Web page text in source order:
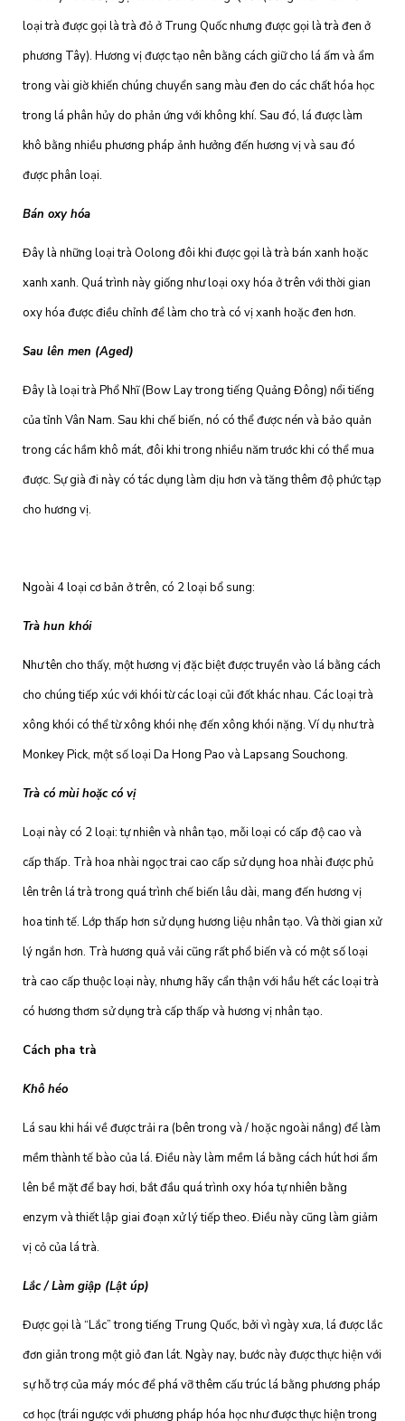
loại trà được gọi là trà đỏ ở Trung Quốc nhưng được gọi là trà đen ở
phương Tây). Hương vị được tạo nên bằng cách giữ cho lá ấm và ẩm
trong vài giờ khiến chúng chuyển sang màu đen do các chất hóa học
trong lá phân hủy do phản ứng với không khí. Sau đó, lá được làm
khô bằng nhiều phương pháp ảnh hưởng đến hương vị và sau đó
được phân loại.
Bán oxy hóa
Đây là những loại trà Oolong đôi khi được gọi là trà bán xanh hoặc
xanh xanh. Quá trình này giống như loại oxy hóa ở trên với thời gian
oxy hóa được điều chỉnh để làm cho trà có vị xanh hoặc đen hơn.
Sau lên men (Aged)
Đây là loại trà Phổ Nhĩ (Bow Lay trong tiếng Quảng Đông) nổi tiếng
của tỉnh Vân Nam. Sau khi chế biến, nó có thể được nén và bảo quản
trong các hầm khô mát, đôi khi trong nhiều năm trước khi có thể mua
được. Sự già đi này có tác dụng làm dịu hơn và tăng thêm độ phức tạp
cho hương vị.
Ngoài 4 loại cơ bản ở trên, có 2 loại bổ sung:
Trà hun khói
Như tên cho thấy, một hương vị đặc biệt được truyền vào lá bằng cách
cho chúng tiếp xúc với khói từ các loại củi đốt khác nhau. Các loại trà
xông khói có thể từ xông khói nhẹ đến xông khói nặng. Ví dụ như trà
Monkey Pick, một số loại Da Hong Pao và Lapsang Souchong.
Trà có mùi hoặc có vị
Loại này có 2 loại: tự nhiên và nhân tạo, mỗi loại có cấp độ cao và
cấp thấp. Trà hoa nhài ngọc trai cao cấp sử dụng hoa nhài được phủ
lên trên lá trà trong quá trình chế biến lâu dài, mang đến hương vị
hoa tinh tế. Lớp thấp hơn sử dụng hương liệu nhân tạo. Và thời gian xử
lý ngắn hơn. Trà hương quả vải cũng rất phổ biến và có một số loại
trà cao cấp thuộc loại này, nhưng hãy cẩn thận với hầu hết các loại trà
có hương thơm sử dụng trà cấp thấp và hương vị nhân tạo.
Cách pha trà
Khô héo
Lá sau khi hái về được trải ra (bên trong và / hoặc ngoài nắng) để làm
mềm thành tế bào của lá. Điều này làm mềm lá bằng cách hút hơi ẩm
lên bề mặt để bay hơi, bắt đầu quá trình oxy hóa tự nhiên bằng
enzym và thiết lập giai đoạn xử lý tiếp theo. Điều này cũng làm giảm
vị cỏ của lá trà.
Lắc / Làm giập (Lật úp)
Được gọi là “Lắc” trong tiếng Trung Quốc, bởi vì ngày xưa, lá được lắc
đơn giản trong một giỏ đan lát. Ngày nay, bước này được thực hiện với
sự hỗ trợ của máy móc để phá vỡ thêm cấu trúc lá bằng phương pháp
cơ học (trái ngược với phương pháp hóa học như được thực hiện trong